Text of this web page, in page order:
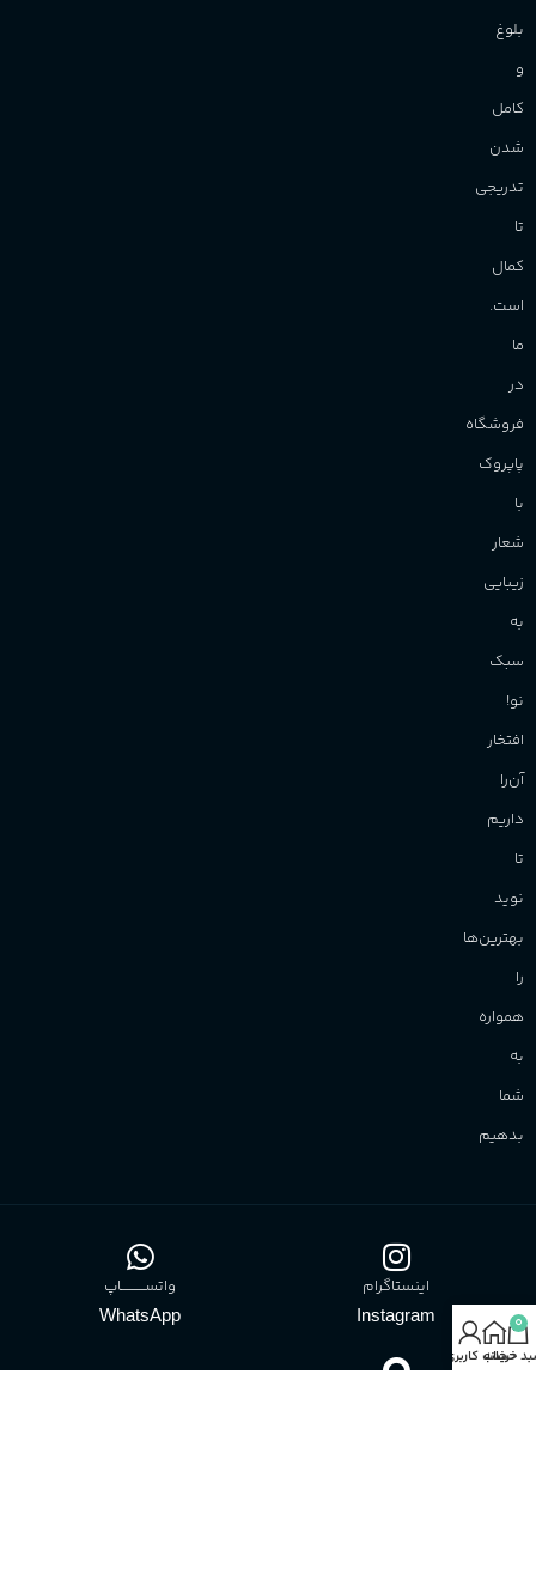
بلوغ
و
کامل
شدن
تدریجی
تا
کمال
است.
ما
در
فروشگاه
پاپروک
با
شعار
زیبایی
به
سبک
نو!
افتخار
آن‌را
داریم
تا
نوید
بهترین‌ها
را
همواره
به
شما
بدهیم
اینستاگرام
Instagram
واتســــــــــاپ
WhatsApp 0
خریدخانه
حساب کاربری من